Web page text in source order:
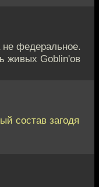
не федеральное.
живых Goblin'ов
состав загодя